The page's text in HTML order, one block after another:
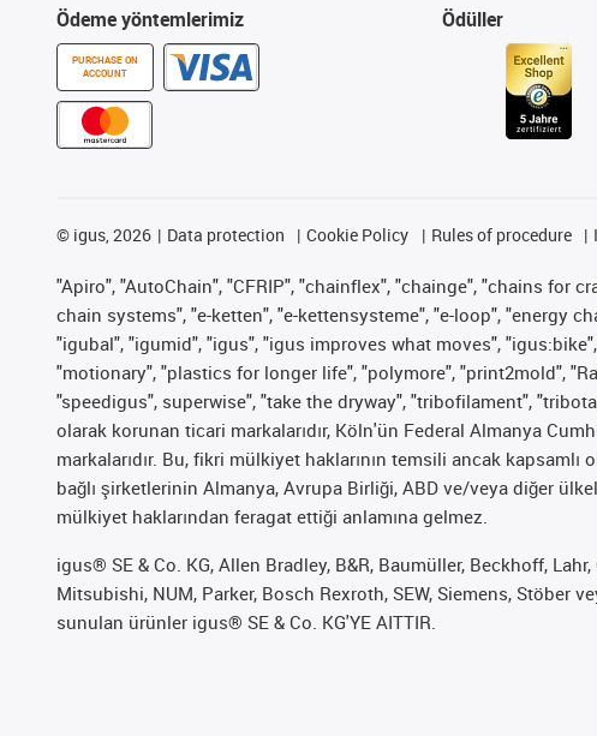
Ödeme yöntemlerimiz
PURCHASE ON
ACCOUNT
Ödüller
© igus, 2026 Data protection Cookie Policy Rules of procedure
"Apiro", "AutoChain", "CFRIP", "chainflex", "chainge", "chains for
chain systems", "e-ketten", "e-kettensysteme", "e-loop", "energy
"igubal", "igumid", "igus", "igus improves what moves",
"motionary", "plastics for longer life", "polymore", "print2mold",
"speedigus", superwise", "take the dryway", "tribofilament",
olarak korunan ticari markalarıdır, Köln'ün Federal Almanya
markalarıdır. Bu, fikri mülkiyet haklarının temsili ancak
bağlı şirketlerinin Almanya, Avrupa Birliği, ABD ve/veya diğer
mülkiyet haklarından feragat ettiği anlamına gelmez.
igus® SE & Co. KG, Allen Bradley, B&R, Baumüller, Beckhoff,
Mitsubishi, NUM, Parker, Bosch Rexroth, SEW, Siemens, Stöber
sunulan ürünler igus® SE & Co. KG'YE AITTIR.